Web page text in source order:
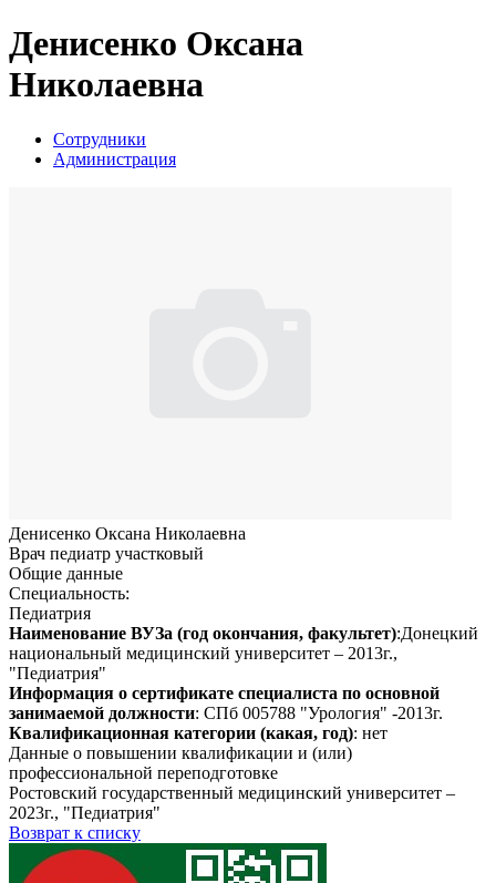
Денисенко Оксана
Николаевна
Сотрудники
Администрация
Денисенко Оксана Николаевна
Врач педиатр участковый
Общие данные
Специальность:
Педиатрия
Наименование ВУЗа (год окончания, факультет):Донецкий
национальный медицинский университет – 2013г.,
"Педиатрия"
Информация о сертификате специалиста по основной
занимаемой должности: СПб 005788 "Урология" -2013г.
Квалификационная категории (какая, год): нет
Данные о повышении квалификации и (или)
профессиональной переподготовке
Ростовский государственный медицинский университет –
2023г., "Педиатрия"
Возврат к списку